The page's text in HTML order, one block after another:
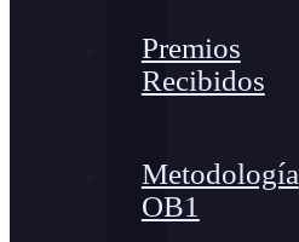
Premios
Recibidos
Metodología
OB1